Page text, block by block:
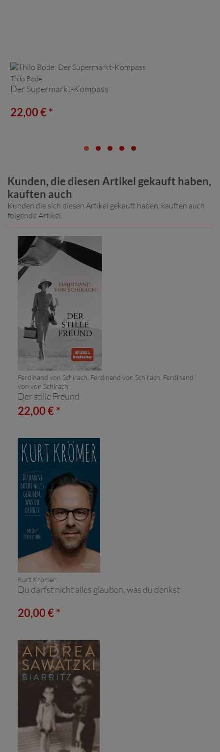
Thilo Bode:
Der Supermarkt-Kompass
22,00 € *
Kunden, die diesen Artikel gekauft haben,
kauften auch
Kunden die sich diesen Artikel gekauft haben, kauften auch
folgende Artikel.
Ferdinand von Schirach, Ferdinand von Schirach, Ferdinand
von von Schirach:
Der stille Freund
22,00 € *
Kurt Krömer:
Du darfst nicht alles glauben, was du denkst
20,00 € *